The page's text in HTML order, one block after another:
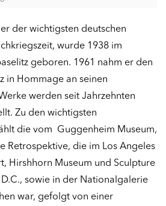
der wichtigsten deutschen
wurde 1938 im
geboren. 1961 nahm er den
in Hommage an seinen
werden seit Jahrzehnten
Zu den wichtigsten
die vom Guggenheim Museum,
Retrospektive, die im Los Angeles
Hirshhorn Museum und Sculpture
sowie in der Nationalgalerie
war, gefolgt von einer